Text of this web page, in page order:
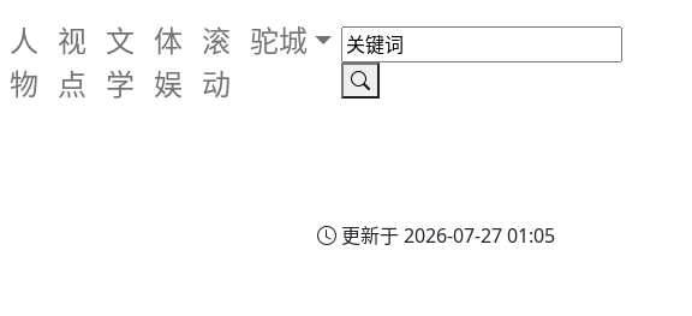
人
物
视
点
文
学
体
娱
滚
动
驼城
更新于 2026-07-27 01:05